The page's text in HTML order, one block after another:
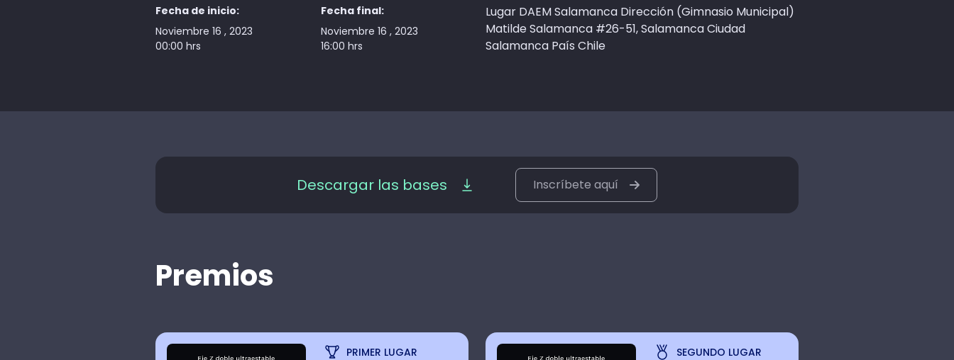
Fecha de inicio:
Noviembre 16 , 2023
00:00 hrs
Fecha final:
Noviembre 16 , 2023
16:00 hrs
Lugar DAEM Salamanca Dirección (Gimnasio Municipal)
Matilde Salamanca #26-51, Salamanca Ciudad
Salamanca País Chile
Descargar las bases Inscríbete aquí
Premios
PRIMER LUGAR SEGUNDO LUGAR